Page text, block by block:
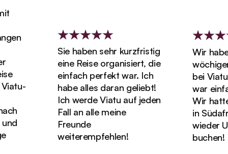
Sie haben sehr kurzfristig
eine Reise organisiert, die
einfach perfekt war. Ich
habe alles daran geliebt!
Ich werde Viatu auf jeden
Fall an alle meine
Freunde
weiterempfehlen!
Wir
wöchigen
bei Viatu
war
Wir
in
wieder
buchen!